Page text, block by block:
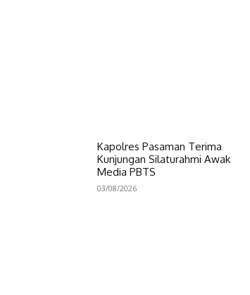
Kapolres Pasaman Terima
Kunjungan Silaturahmi Awak
Media PBTS
03/08/2026